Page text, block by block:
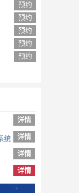
预约
预约
预约
预约
预约
详情
统 详情
详情
详情